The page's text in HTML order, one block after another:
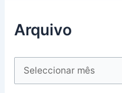
Arquivo